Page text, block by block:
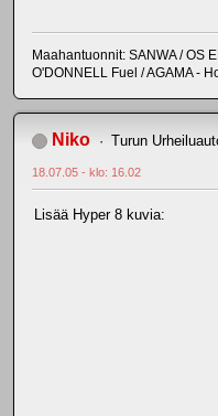
Maahantuonnit: SANWA / OS
O'DONNELL Fuel / AGAMA -
Niko Turun
18.07.05 - klo: 16.02
Lisää Hyper 8 kuvia: